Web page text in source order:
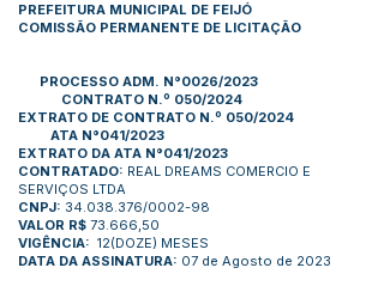
PREFEITURA MUNICIPAL DE FEIJÓ
COMISSÃO PERMANENTE DE LICITAÇÃO
PROCESSO ADM. N°0026/2023
CONTRATO N.º 050/2024
EXTRATO DE CONTRATO N.º 050/2024
ATA N°041/2023
EXTRATO DA ATA N°041/2023
CONTRATADO: REAL DREAMS COMERCIO E
SERVIÇOS LTDA
CNPJ: 34.038.376/0002-98
VALOR R$ 73.666,50
VIGÊNCIA: 12(DOZE) MESES
DATA DA ASSINATURA: 07 de Agosto de 2023